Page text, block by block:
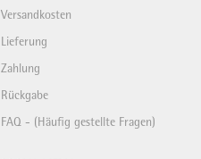
Versandkosten
Lieferung
Zahlung
Rückgabe
FAQ - (Häufig gestellte Fragen)